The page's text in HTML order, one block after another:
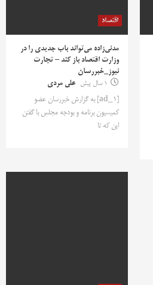
اقتصاد
مدنی‌زاده می‌تواند باب جدیدی را در
وزارت اقتصاد باز کند – تجارت
نیوز_خبررسان
1 سال پیش
علی مردی
[ad_1] به گزارش خبررسان عضو
کمیسیون برنامه و بودجه مجلس با گفتن
این که تا